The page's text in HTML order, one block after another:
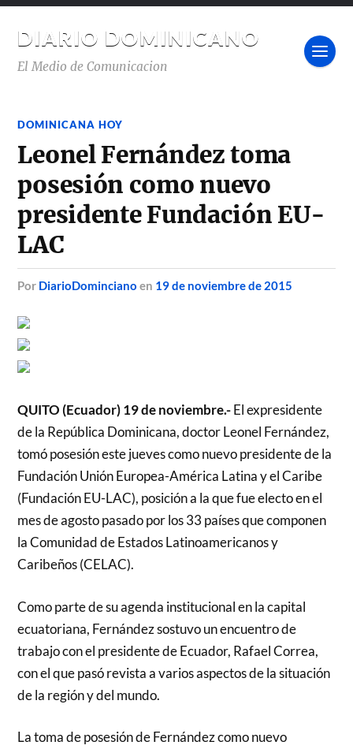
DIARIO DOMINICANO
El Medio de Comunicacion
DOMINICANA HOY
Leonel Fernández toma
posesión como nuevo
presidente Fundación EU-
LAC
por DiarioDominciano en 19 de noviembre de 2015
QUITO (Ecuador) 19 de noviembre.-El expresidente
de la República Dominicana, doctor Leonel Fernández,
tomó posesión este jueves como nuevo presidente de la
Fundación Unión Europea-América Latina y el Caribe
(Fundación EU-LAC), posición a la que fue electo en el
mes de agosto pasado por los 33 países que componen
la Comunidad de Estados Latinoamericanos y
Caribeños (CELAC).
Como parte de su agenda institucional en la capital
ecuatoriana, Fernández sostuvo un encuentro de
trabajo con el presidente de Ecuador, Rafael Correa,
con el que pasó revista a varios aspectos de la situación
de la región y del mundo.
La toma de posesión de Fernández como nuevo